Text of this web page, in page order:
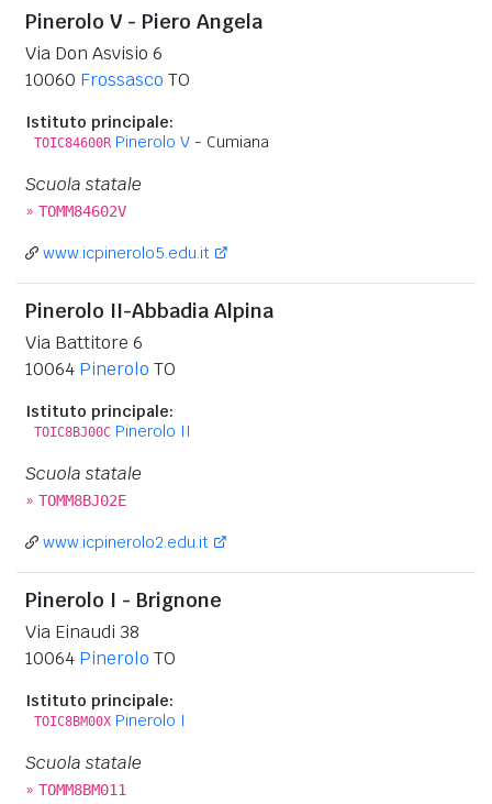
Pinerolo V - Piero Angela
Via Don Asvisio 6
10060 Frossasco TO
Istituto principale:
TOIC84600R Pinerolo V - Cumiana
Scuola statale
» TOMM84602V
www.icpinerolo5.edu.it
Pinerolo II-Abbadia Alpina
Via Battitore 6
10064 Pinerolo TO
Istituto principale:
TOIC8BJ00C Pinerolo II
Scuola statale
» TOMM8BJ02E
www.icpinerolo2.edu.it
Pinerolo I - Brignone
Via Einaudi 38
10064 Pinerolo TO
Istituto principale:
TOIC8BM00X Pinerolo I
Scuola statale
» TOMM8BM011